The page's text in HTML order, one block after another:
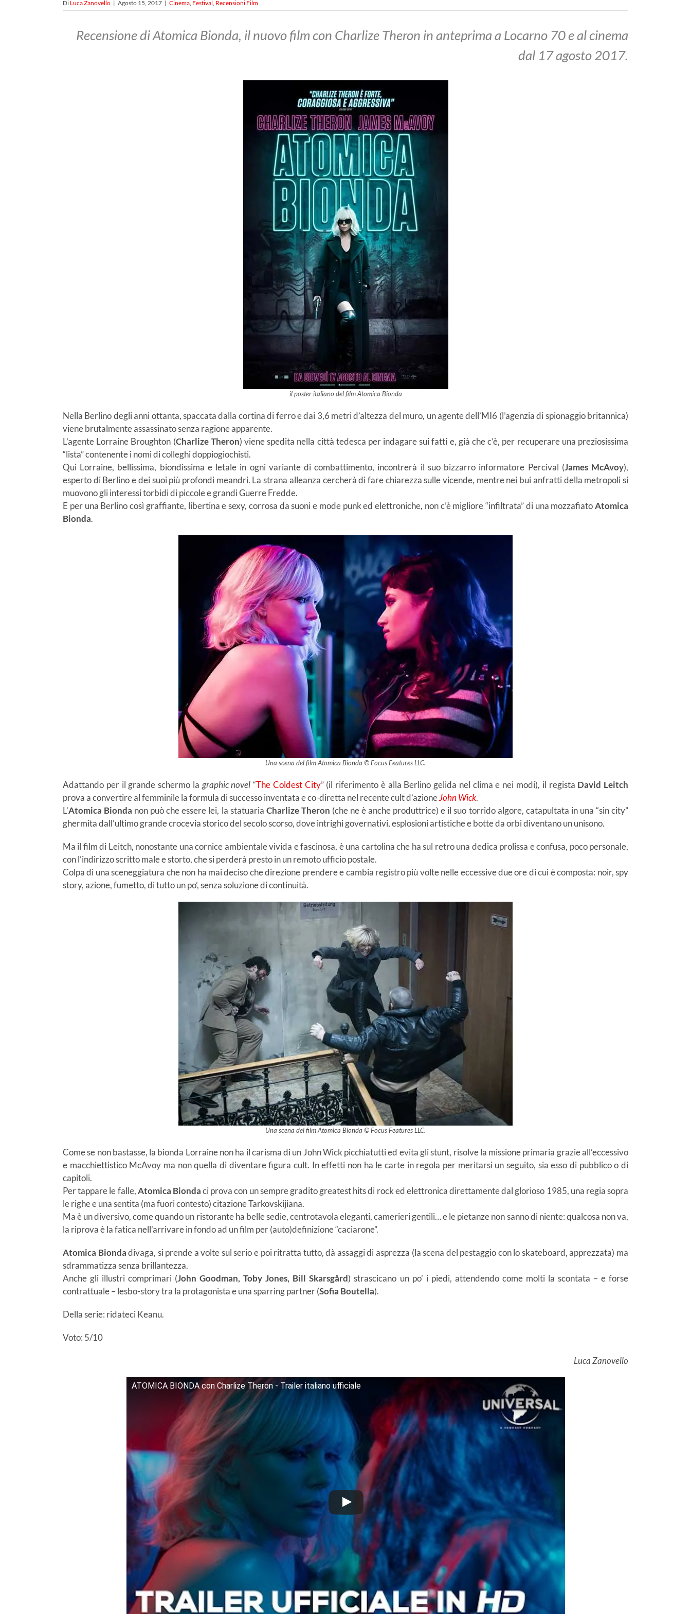
Di Luca Zanovello | Agosto 15, 2017 | Cinema, Festival, Recensioni Film
Recensione di Atomica Bionda, il nuovo film con Charlize Theron in anteprima a Locarno 70 e al cinema
dal 17 agosto 2017.
il poster italiano del film Atomica Bionda
Nella Berlino degli anni ottanta, spaccata dalla cortina di ferro e dai 3,6 metri d’altezza del muro, un agente dell’MI6 (l’agenzia di spionaggio britannica)
viene brutalmente assassinato senza ragione apparente.
L’agente Lorraine Broughton (Charlize Theron) viene spedita nella città tedesca per indagare sui fatti e, già che c’è, per recuperare una preziosissima
“lista” contenente i nomi di colleghi doppiogiochisti.
Qui Lorraine, bellissima, biondissima e letale in ogni variante di combattimento, incontrerà il suo bizzarro informatore Percival (James McAvoy),
esperto di Berlino e dei suoi più profondi meandri. La strana alleanza cercherà di fare chiarezza sulle vicende, mentre nei bui anfratti della metropoli si
muovono gli interessi torbidi di piccole e grandi Guerre Fredde.
E per una Berlino così graffiante, libertina e sexy, corrosa da suoni e mode punk ed elettroniche, non c’è migliore “infiltrata” di una mozzafiatoAtomica
Bionda.
Una scena del film Atomica Bionda © Focus Features LLC.
Adattando per il grande schermo la graphic novel “The Coldest City” (il riferimento è alla Berlino gelida nel clima e nei modi), il regista David Leitch
prova a convertire al femminile la formula di successo inventata e co-diretta nel recente cult d’azioneJohn Wick.
L’Atomica Bionda non può che essere lei, la statuaria Charlize Theron (che ne è anche produttrice) e il suo torrido algore, catapultata in una “sin city”
ghermita dall’ultimo grande crocevia storico del secolo scorso, dove intrighi governativi, esplosioni artistiche e botte da orbi diventano un unisono.
Ma il film di Leitch, nonostante una cornice ambientale vivida e fascinosa, è una cartolina che ha sul retro una dedica prolissa e confusa, poco personale,
con l’indirizzo scritto male e storto, che si perderà presto in un remoto ufficio postale.
Colpa di una sceneggiatura che non ha mai deciso che direzione prendere e cambia registro più volte nelle eccessive due ore di cui è composta: noir, spy
story, azione, fumetto, di tutto un po’, senza soluzione di continuità.
Una scena del film Atomica Bionda © Focus Features LLC.
Come se non bastasse, la bionda Lorraine non ha il carisma di un John Wick picchiatutti ed evita gli stunt, risolve la missione primaria grazie all’eccessivo
e macchiettistico McAvoy ma non quella di diventare figura cult. In effetti non ha le carte in regola per meritarsi un seguito, sia esso di pubblico o di
capitoli.
Per tappare le falle,Atomica Biondaci prova con un sempre gradito greatest hits di rock ed elettronica direttamente dal glorioso 1985, una regia sopra
le righe e una sentita (ma fuori contesto) citazione Tarkovskijiana.
Ma è un diversivo, come quando un ristorante ha belle sedie, centrotavola eleganti, camerieri gentili… e le pietanze non sanno di niente: qualcosa non va,
la riprova è la fatica nell’arrivare in fondo ad un film per (auto)definizione “caciarone”.
Atomica Biondadivaga, si prende a volte sul serio e poi ritratta tutto, dà assaggi di asprezza (la scena del pestaggio con lo skateboard, apprezzata) ma
sdrammatizza senza brillantezza.
Anche gli illustri comprimari (John Goodman, Toby Jones, Bill Skarsgård) strascicano un po’ i piedi, attendendo come molti la scontata – e forse
contrattuale – lesbo-story tra la protagonista e una sparring partner (Sofia Boutella).
Della serie: ridateci Keanu.
Voto: 5/10
Luca Zanovello
ATOMICA BIONDA con Charlize Theron - Trailer italiano ufficiale